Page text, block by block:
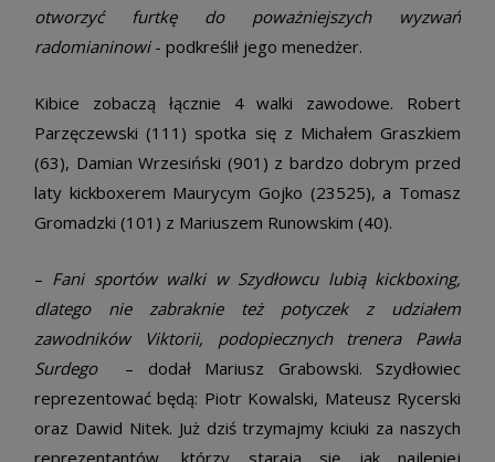
otworzyć furtkę do poważniejszych wyzwań
radomianinowi­- podkreślił jego menedżer.
Kibice zobaczą łącznie 4 walki zawodowe. Robert
Parzęczewski (11­1) spotka się z Michałem Graszkiem
(6­3), Damian Wrzesiński (9­0­1) z bardzo dobrym przed
laty kickboxerem Maurycym Gojko (23­52­5), a Tomasz
Gromadzki (1­0­1) z Mariuszem Runowskim (4­0). ­
– Fani sportów walki w Szydłowcu lubią kickboxing,
dlatego nie zabraknie też potyczek z udziałem
zawodników Viktorii, podopiecznych trenera Pawła
Surdego ­
– dodał Mariusz Grabowski. Szydłowiec
reprezentować będą: Piotr Kowalski, Mateusz Rycerski
oraz Dawid Nitek. Już dziś trzymajmy kciuki za naszych